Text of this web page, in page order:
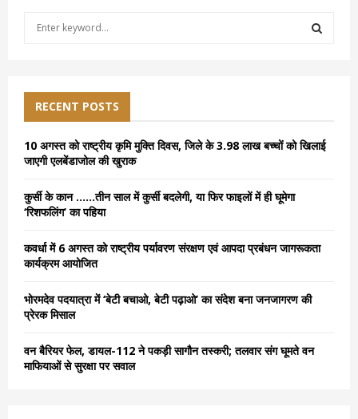
f
o
r
RECENT POSTS
10 अगस्त को राष्ट्रीय कृमि मुक्ति दिवस, जिले के 3.98 लाख बच्चों को खिलाई
जाएगी एलबेंडाजोल की खुराक
कुर्सी के कान ……तीन साल में कुर्सी बदलेगी, या फिर फाइलों में ही घूमेगा
‘रिशफलिंग’ का पहिया
कवर्धा में 6 अगस्त को राष्ट्रीय पर्यावरण संरक्षण एवं आपदा प्रबंधन जागरूकता
कार्यक्रम आयोजित
भोरमदेव पदयात्रा में ‘बेटी बचाओ, बेटी पढ़ाओ’ का संदेश बना जनजागरण की
प्रेरक मिसाल
वन बैरियर फेल, डायल-112 ने पकड़ी सागौन तस्करी; तलवार संग घूमते वन
माफियाओं से सुरक्षा पर सवाल